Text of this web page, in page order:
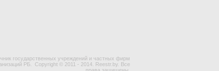
государственных учреждений и частных фирм
РБ.
Copyright © 2011 - 2014. Reestr.by. Все